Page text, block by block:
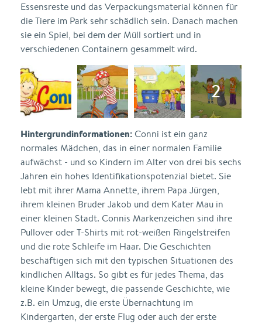
Essensreste und das Verpackungsmaterial können für
die Tiere im Park sehr schädlich sein. Danach machen
sie ein Spiel, bei dem der Müll sortiert und in
verschiedenen Containern gesammelt wird.
Hintergrundinformationen:Conni ist ein ganz
normales Mädchen, das in einer normalen Familie
aufwächst - und so Kindern im Alter von drei bis sechs
Jahren ein hohes Identifikationspotenzial bietet. Sie
lebt mit ihrer Mama Annette, ihrem Papa Jürgen,
ihrem kleinen Bruder Jakob und dem Kater Mau in
einer kleinen Stadt. Connis Markenzeichen sind ihre
Pullover oder T-Shirts mit rot-weißen Ringelstreifen
und die rote Schleife im Haar. Die Geschichten
beschäftigen sich mit den typischen Situationen des
kindlichen Alltags. So gibt es für jedes Thema, das
kleine Kinder bewegt, die passende Geschichte, wie
z.B. ein Umzug, die erste Übernachtung im
Kindergarten, der erste Flug oder auch der erste